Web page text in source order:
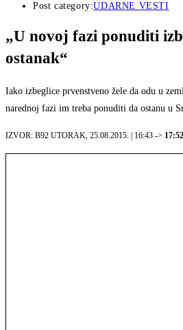
Post category:UDARNE VESTI
„U novoj fazi ponuditi
ostanak“
Iako izbeglice prvenstveno žele da odu u
narednoj fazi im treba ponuditi da ostanu u
IZVOR: B92 UTORAK, 25.08.2015. | 16:43 -> 17:52